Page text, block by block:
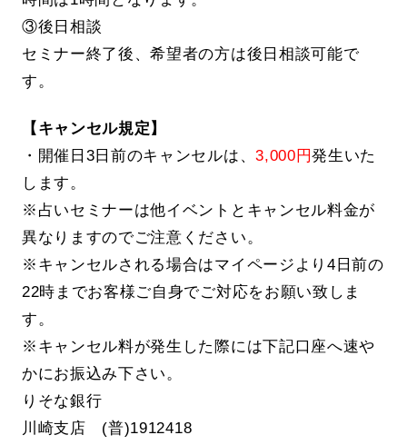
③後日相談
セミナー終了後、希望者の方は後日相談可能で
す。
【キャンセル規定】
・開催日3日前のキャンセルは、3,000円発生いた
します。
※占いセミナーは他イベントとキャンセル料金が
異なりますのでご注意ください。
※キャンセルされる場合はマイページより4日前の
22時までお客様ご自身でご対応をお願い致しま
す。
※キャンセル料が発生した際には下記口座へ速や
かにお振込み下さい。
りそな銀行
川崎支店 (普)1912418